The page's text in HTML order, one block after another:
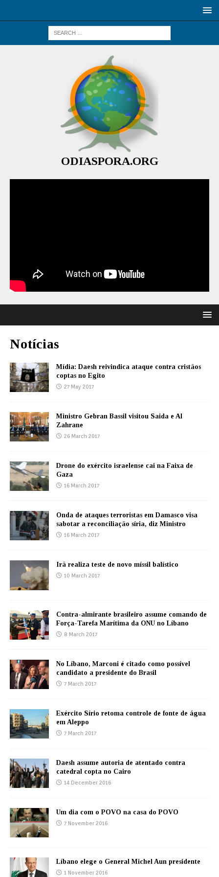
ODIASPORA.ORG
Notícias
Mídia: Daesh reivindica ataque contra cristãos
coptas no Egito
27 May 2017
Ministro Gebran Bassil visitou Saida e Al
Zahrane
26 March 2017
Drone do exército israelense cai na Faixa de
Gaza
16 March 2017
Onda de ataques terroristas em Damasco visa
sabotar a reconciliação síria, diz Ministro
16 March 2017
Irã realiza teste de novo míssil balístico
10 March 2017
Contra-almirante brasileiro assume comando de
Força-Tarefa Marítima da ONU no Líbano
8 March 2017
No Líbano, Marconi é citado como possível
candidato a presidente do Brasil
7 March 2017
Exército Sírio retoma controle de fonte de água
em Aleppo
7 March 2017
Daesh assume autoria de atentado contra
catedral copta no Cairo
14 December 2016
Um dia com o POVO na casa do POVO
7 November 2016
Líbano elege o General Michel Aun presidente
1 November 2016